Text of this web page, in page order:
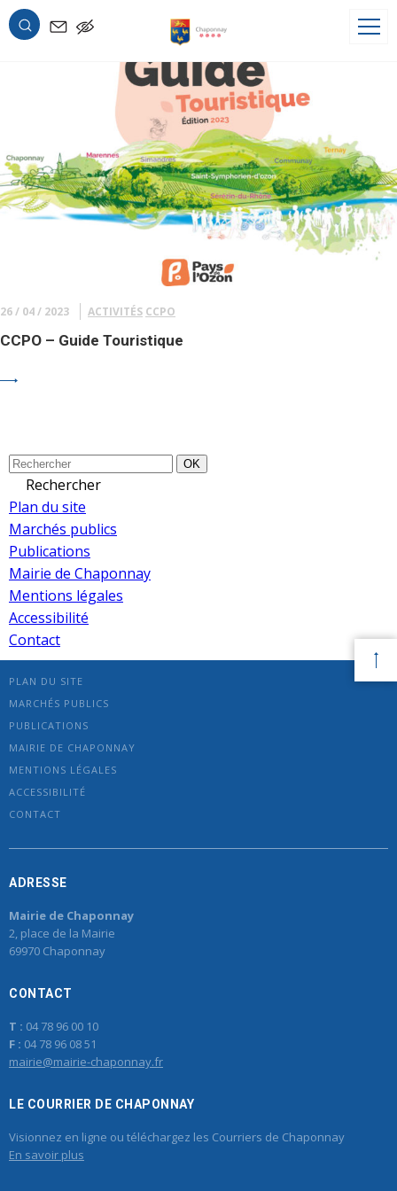
OK
Archives de tags : loisirs
26 / 04 / 2023 ACTIVITÉS CCPO
CCPO – Guide Touristique
OK
Rechercher
Plan du site
Marchés publics
Publications
Mairie de Chaponnay
Mentions légales
Accessibilité
Contact
PLAN DU SITE
MARCHÉS PUBLICS
PUBLICATIONS
MAIRIE DE CHAPONNAY
MENTIONS LÉGALES
ACCESSIBILITÉ
CONTACT
ADRESSE
Mairie de Chaponnay
2, place de la Mairie
69970 Chaponnay
CONTACT
T : 04 78 96 00 10
F : 04 78 96 08 51
mairie@mairie-chaponnay.fr
LE COURRIER DE CHAPONNAY
Visionnez en ligne ou téléchargez les Courriers de Chaponnay
En savoir plus